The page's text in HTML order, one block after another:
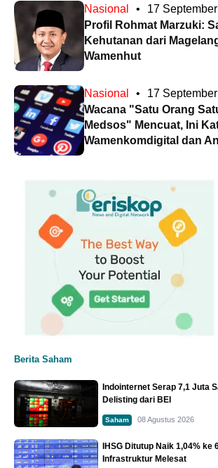
Nasional •
17
Profil Rohmat Marzuki:
Kehutanan dari
Wamenhut
Nasional •
17
Wacana "Satu Orang
Medsos" Mencuat, Ini
Wamenkomdigital dan
Berita Saham
Indointernet Serap 7,1 Juta
Delisting dari BEI
Saham 08 Agustus 2026
IHSG Ditutup Naik 1,04% ke
Infrastruktur Melesat